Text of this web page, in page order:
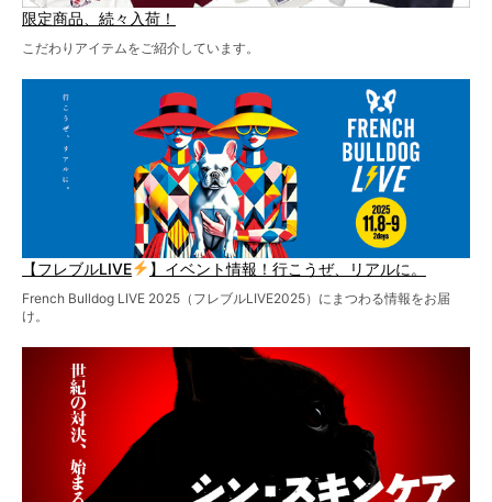
限定商品、続々入荷！
こだわりアイテムをご紹介しています。
【フレブルLIVE 】イベント情報！行こうぜ、リアルに。
French Bulldog LIVE 2025（フレブルLIVE2025）にまつわる情報をお届
け。